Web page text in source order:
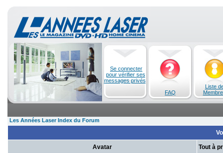
Se connecter
pour vérifier ses
messages privés
FAQ
Liste
Les Années Laser Index du Forum
Avatar Tout à